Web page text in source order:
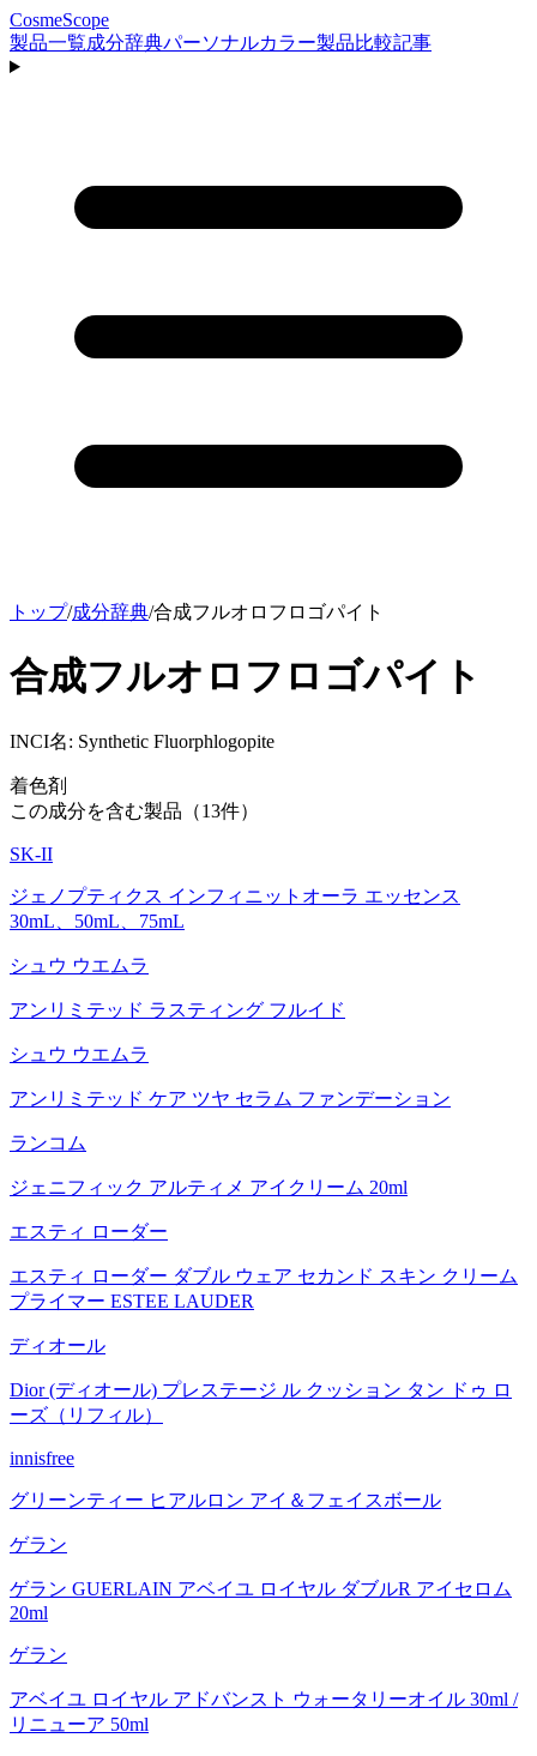
CosmeScope
製品一覧成分辞典パーソナルカラー製品比較記事
トップ/成分辞典/合成フルオロフロゴパイト
合成フルオロフロゴパイト
INCI名: Synthetic Fluorphlogopite
着色剤
この成分を含む製品（13件）
SK-II
ジェノプティクス インフィニットオーラ エッセンス
30mL、50mL、75mL
シュウ ウエムラ
アンリミテッド ラスティング フルイド
シュウ ウエムラ
アンリミテッド ケア ツヤ セラム ファンデーション
ランコム
ジェニフィック アルティメ アイクリーム 20ml
エスティ ローダー
エスティ ローダー ダブル ウェア セカンド スキン クリーム
プライマー ESTEE LAUDER
ディオール
Dior (ディオール) プレステージ ル クッション タン ドゥ ロ
ーズ（リフィル）
innisfree
グリーンティー ヒアルロン アイ＆フェイスボール
ゲラン
ゲラン GUERLAIN アベイユ ロイヤル ダブルR アイセロム
20ml
ゲラン
アベイユ ロイヤル アドバンスト ウォータリーオイル 30ml /
リニューア 50ml